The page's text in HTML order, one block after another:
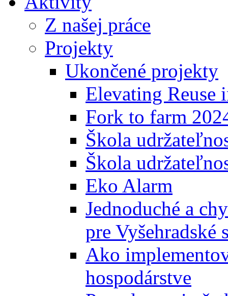
Z našej práce
Projekty
Ukončené projekty
Elevating Reuse
Fork to farm
Škola
Škola
Eko Alarm
Jednoduché a
pre Vyšehradské
Ako
hospodárstve